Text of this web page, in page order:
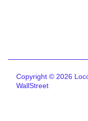
Copyright © 2026
WallStreet